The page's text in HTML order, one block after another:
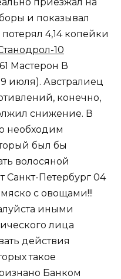
и показывал
4,14 копейки
10
Мастерон В
июля). Австралиец
конечно,
снижение. В
необходим
был бы
волосяной
Санкт-Петербург 04
с овощами!!!
иными
лица
действия
такое
Банком